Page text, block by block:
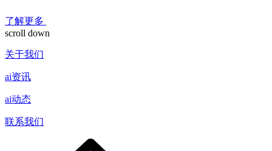
了解更多
scroll down
关于我们
ai资讯
ai动态
联系我们